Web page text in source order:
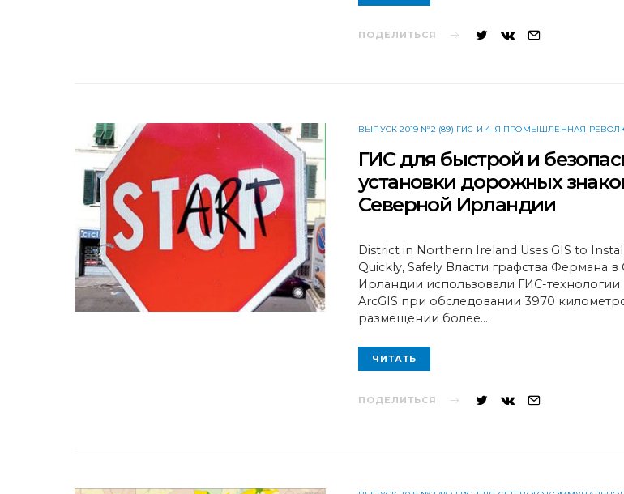
ПОДЕЛИТЬСЯ
ВЫПУСК 2019 №2 (89) ГИС И 4-Я ПРОМЫШЛЕННАЯ
ГИС для быстрой и
установки дорожных
Северной Ирландии
District in Northern Ireland Uses GIS to
Quickly, Safely Власти графства Фермана
Ирландии использовали ГИС-технологии
ArcGIS при обследовании 3970
размещении более…
ЧИТАТЬ
ПОДЕЛИТЬСЯ